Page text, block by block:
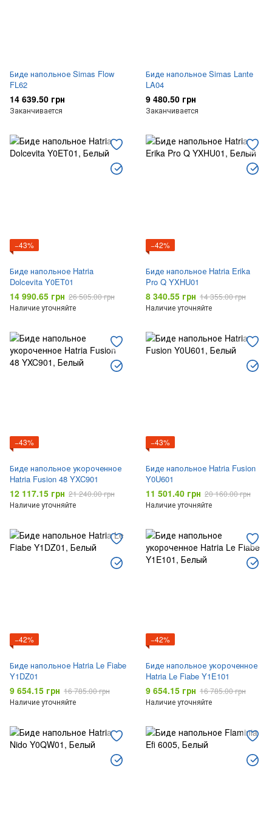
Биде напольное Simas Flow
FL62
14 639.50 грн
Заканчивается
Биде напольное Simas Lante
LA04
9 480.50 грн
Заканчивается
−43%
Биде напольное Hatria
Dolcevita Y0ET01
14 990.65 грн 26 505.00 грн
Наличие уточняйте
−42%
Биде напольное Hatria Erika
Pro Q YXHU01
8 340.55 грн 14 355.00 грн
Наличие уточняйте
−43%
Биде напольное укороченное
Hatria Fusion 48 YXC901
12 117.15 грн 21 240.00 грн
Наличие уточняйте
−43%
Биде напольное Hatria Fusion
Y0U601
11 501.40 грн 20 160.00 грн
Наличие уточняйте
−42%
Биде напольное Hatria Le Fiabe
Y1DZ01
9 654.15 грн 16 785.00 грн
Наличие уточняйте
−42%
Биде напольное укороченное
Hatria Le Fiabe Y1E101
9 654.15 грн 16 785.00 грн
Наличие уточняйте